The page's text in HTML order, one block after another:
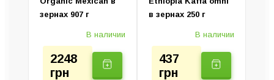
зернах 907 г
В наличии
2248
грн
в зернах 250 г
В наличии
437
грн